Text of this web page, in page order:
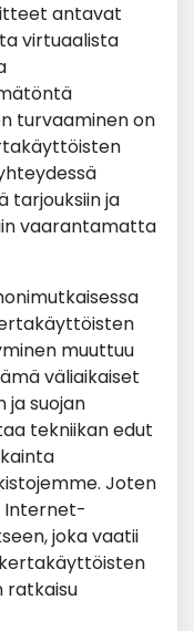
antavat
virtuaalista
turvaaminen on
tarjouksiin ja
vaarantamatta
muuttuu
väliaikaiset
ja suojan
tekniikan edut
Joten
Internet-
joka vaatii
ratkaisu